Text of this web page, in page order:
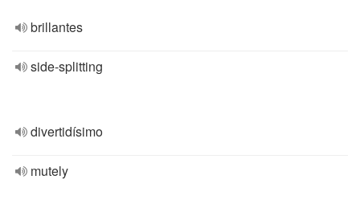
brillantes
side-splitting
divertidísimo
mutely